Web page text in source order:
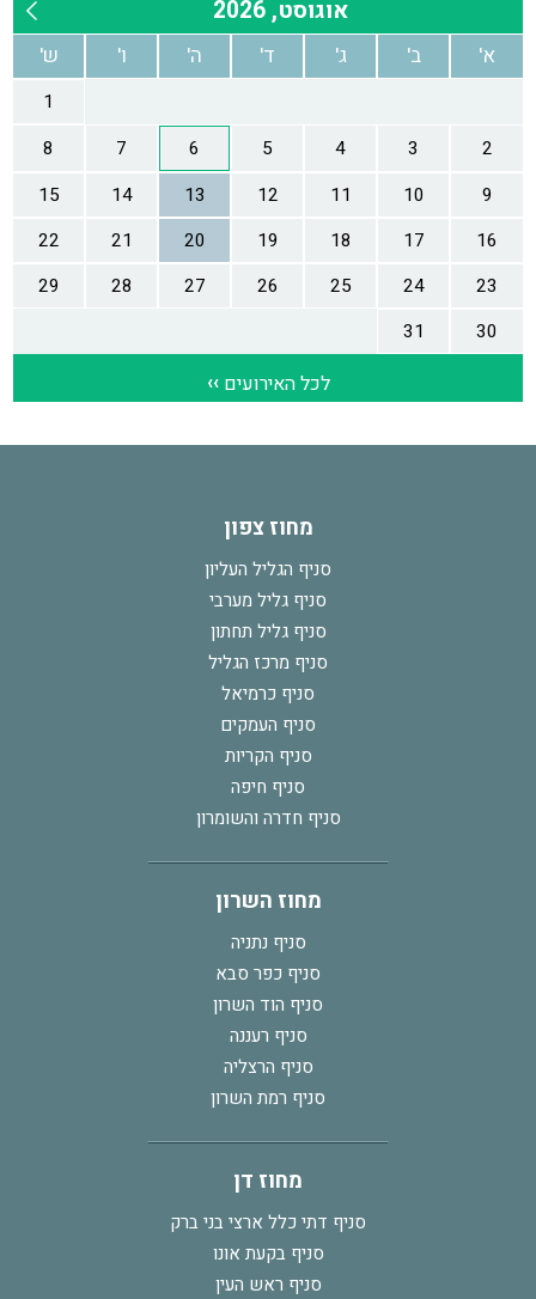
מחוז צפון
סניף הגליל העליון
סניף גליל מערבי
סניף גליל תחתון
סניף מרכז הגליל
סניף כרמיאל
סניף העמקים
סניף הקריות
סניף חיפה
סניף חדרה והשומרון
מחוז השרון
סניף נתניה
סניף כפר סבא
סניף הוד השרון
סניף רעננה
סניף הרצליה
סניף רמת השרון
מחוז דן
סניף דתי כלל ארצי בני ברק
סניף בקעת אונו
סניף ראש העין